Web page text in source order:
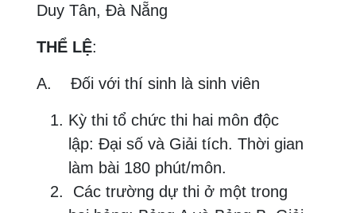
Duy Tân, Đà Nẵng
THỂ LỆ:
A. Đối với thí sinh là sinh viên
Kỳ thi tổ chức thi hai môn độc
lập: Đại số và Giải tích. Thời gian
làm bài 180 phút/môn.
Các trường dự thi ở một trong